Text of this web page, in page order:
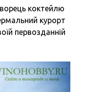
коктейлю
курорт
первозданній